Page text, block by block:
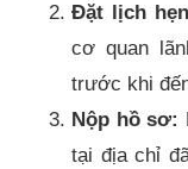
Đặt lịch
cơ quan
trước khi
Nộp hồ sơ:
tại địa chỉ